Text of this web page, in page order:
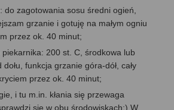
do zagotowania sosu średni ogień,
grzanie i gotuję na małym ogniu
przez ok. 40 minut;
piekarnika: 200 st. C, środkowa lub
dołu, funkcja grzanie góra-dół, cały
przez ok. 40 minut;
i tu m.in. kłania się przewaga
się w obu środowiskach;) W